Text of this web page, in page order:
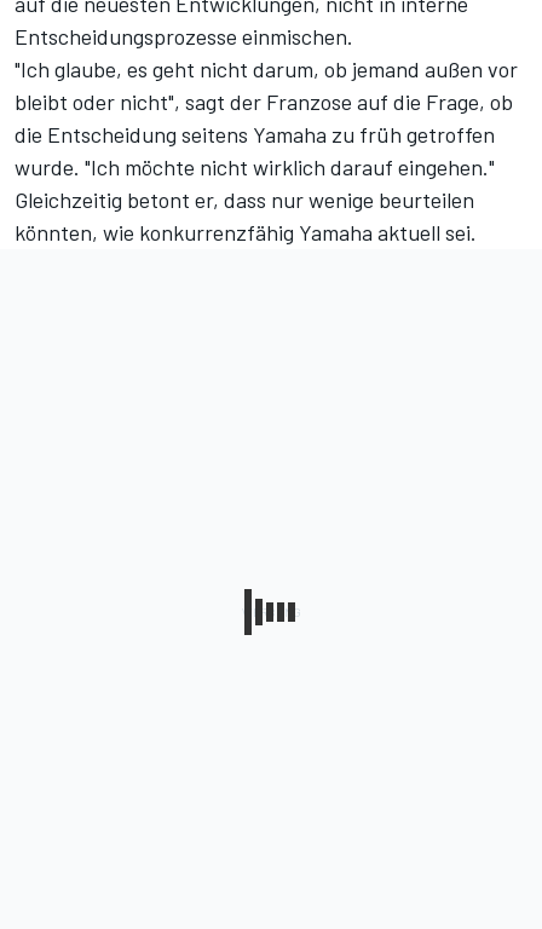
Entscheidungsprozesse einmischen.
"Ich glaube, es geht nicht darum, ob jemand außen vor
bleibt oder nicht", sagt der Franzose auf die Frage, ob
die Entscheidung seitens Yamaha zu früh getroffen
wurde. "Ich möchte nicht wirklich darauf eingehen."
Gleichzeitig betont er, dass nur wenige beurteilen
könnten, wie konkurrenzfähig Yamaha aktuell sei.